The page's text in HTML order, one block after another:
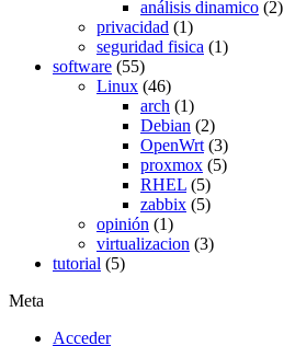
análisis dinamico (2)
privacidad (1)
seguridad fisica (1)
software (55)
Linux (46)
arch (1)
Debian (2)
OpenWrt (3)
proxmox (5)
RHEL (5)
zabbix (5)
opinión (1)
virtualizacion (3)
tutorial (5)
Meta
Acceder